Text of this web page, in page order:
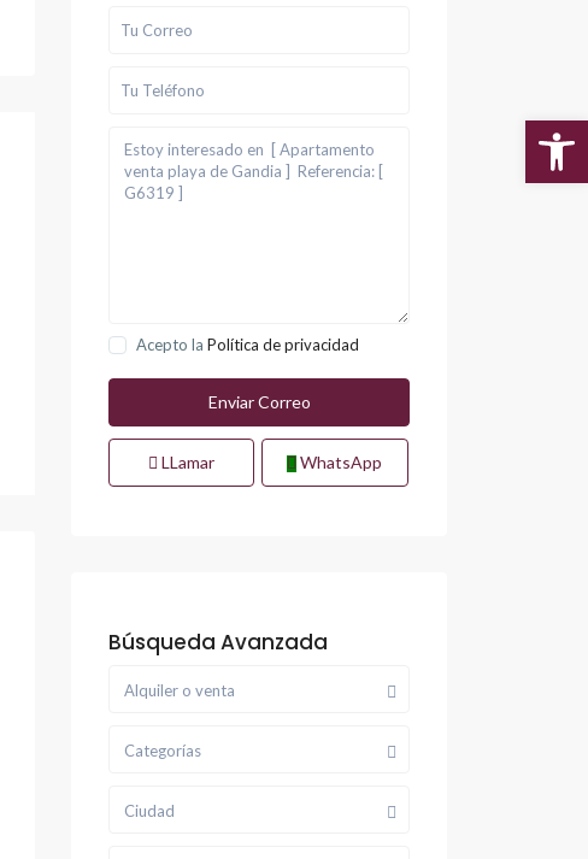
Acepto la Política de privacidad
LLamar WhatsApp
Búsqueda Avanzada
Alquiler o venta
Categorías
Ciudad